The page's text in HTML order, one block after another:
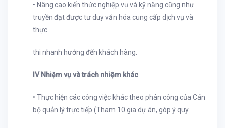
• Nâng cao kiến thức nghiệp vụ và kỹ năng cũng như
truyền đạt được tư duy văn hóa cung cấp dịch vụ và
thực
thi nhanh hướng đến khách hàng.
IV Nhiệm vụ và trách nhiệm khác
• Thực hiện các công việc khác theo phân công của Cán
bộ quản lý trực tiếp (Tham 10 gia dự án, góp ý quy